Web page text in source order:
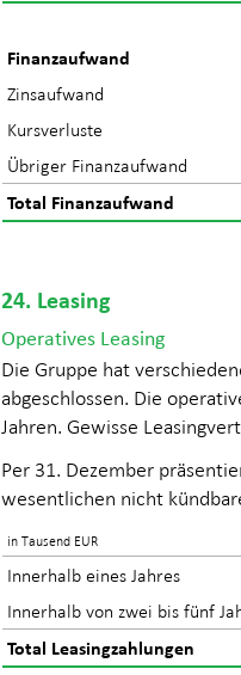
Finanzaufwand
Zinsaufwand
Kursverluste
Übriger Finanzaufwand
Total Finanzaufwand
24. Leasing
Operatives Leasing
Die Gruppe hat
abgeschlossen. Die
Jahren. Gewisse
Per 31. Dezember
wesentlichen nicht
in Tausend EUR
Innerhalb eines Jahres
Innerhalb von zwei bis fünf
Total Leasingzahlungen